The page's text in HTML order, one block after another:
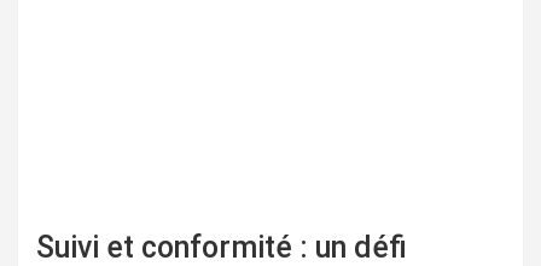
Suivi et conformité : un défi